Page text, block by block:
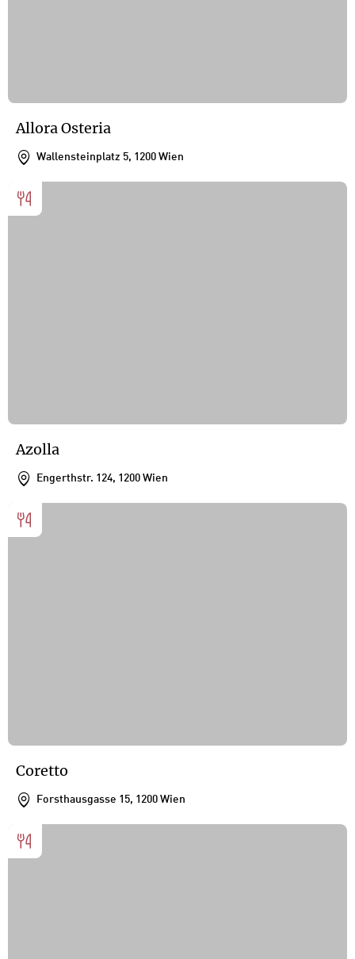
Allora Osteria
Wallensteinplatz 5, 1200 Wien
Azolla
Engerthstr. 124, 1200 Wien
Coretto
Forsthausgasse 15, 1200 Wien